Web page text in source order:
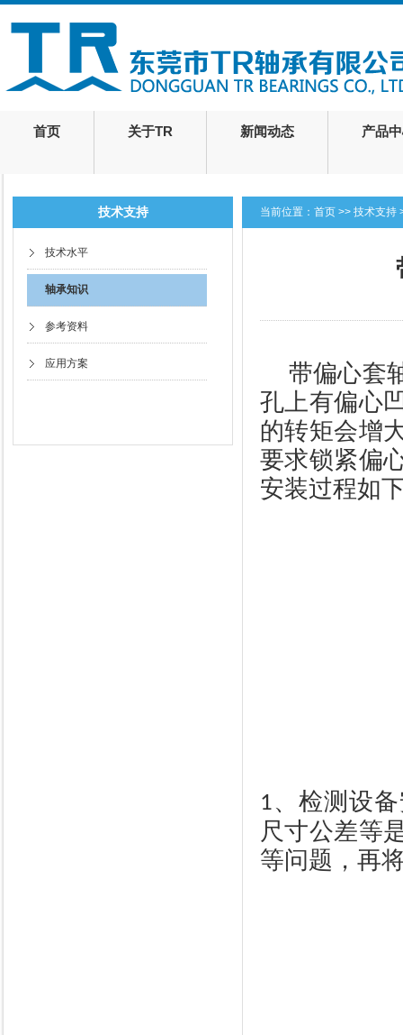
首页 关于TR 新闻动态 产品
技术支持
技术水平
轴承知识
参考资料
应用方案
当前位置： 首页 >> 技术支持
带偏心套
孔上有偏心
的转矩会增
要求锁紧偏
安装过程如
1、检测设
尺寸公差等
等问题，再